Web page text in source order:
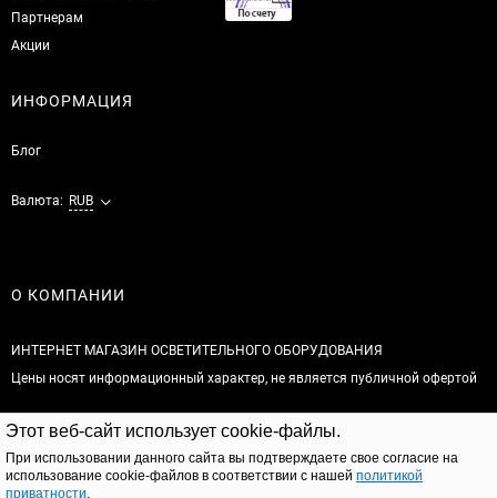
Этот веб-сайт использует cookie-файлы.
При использовании данного сайта вы подтверждаете свое согласие на
использование cookie-файлов в соответствии с нашей политикой
приватности.
Партнерам
Акции
ИНФОРМАЦИЯ
Блог
Валюта: RUB
О КОМПАНИИ
ИНТЕРНЕТ МАГАЗИН ОСВЕТИТЕЛЬНОГО ОБОРУДОВАНИЯ
Цены носят информационный характер, не является публичной офертой
© 2026
Полная версия сайта